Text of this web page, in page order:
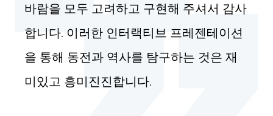
바람을 모두 고려하고 구현해 주셔서 감사
합니다. 이러한 인터랙티브 프레젠테이션
을 통해 동전과 역사를 탐구하는 것은 재
미있고 흥미진진합니다.